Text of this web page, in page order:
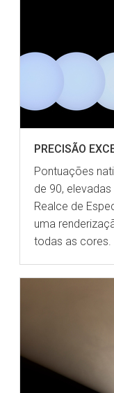
PRECISÃO
Pontuações
de 90,
Realce de
uma
todas as cores.